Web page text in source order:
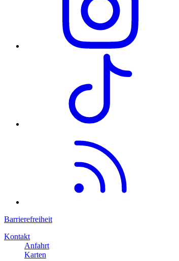
Barrierefreiheit
Kontakt
Anfahrt
Karten